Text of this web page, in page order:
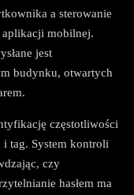
a sterowanie
aplikacji mobilnej.
jest
budynku, otwartych
częstotliwości
tag. System kontroli
czy
hasłem ma